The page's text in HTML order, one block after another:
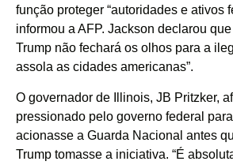
função proteger “autoridades e ativos
informou a AFP. Jackson declarou
Trump não fechará os olhos para a
assola as cidades americanas”.
O governador de Illinois, JB Pritzker,
pressionado pelo governo federal
acionasse a Guarda Nacional antes
Trump tomasse a iniciativa. “É